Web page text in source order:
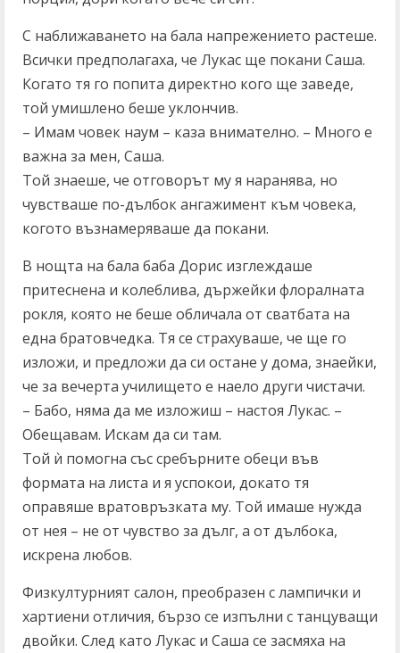
С наближаването на бала напрежението растеше.
Всички предполагаха, че Лукас ще покани Саша.
Когато тя го попита директно кого ще заведе,
той умишлено беше уклончив.
– Имам човек наум – каза внимателно. – Много е
важна за мен, Саша.
Той знаеше, че отговорът му я наранява, но
чувстваше по-дълбок ангажимент към човека,
когото възнамеряваше да покани.
В нощта на бала баба Дорис изглеждаше
притеснена и колеблива, държейки флоралната
рокля, която не беше обличала от сватбата на
една братовчедка. Тя се страхуваше, че ще го
изложи, и предложи да си остане у дома, знаейки,
че за вечерта училището е наело други чистачи.
– Бабо, няма да ме изложиш – настоя Лукас. –
Обещавам. Искам да си там.
Той ѝ помогна със сребърните обеци във
формата на листа и я успокои, докато тя
оправяше вратовръзката му. Той имаше нужда
от нея – не от чувство за дълг, а от дълбока,
искрена любов.
Физкултурният салон, преобразен с лампички и
хартиени отличия, бързо се изпълни с танцуващи
двойки. След като Лукас и Саша се засмяха на